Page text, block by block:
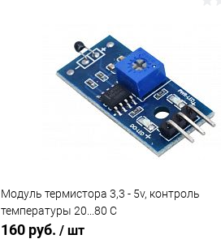
Сравнение
В избранное В наличии (4)
Модуль термистора 3,3 - 5v, контроль
температуры 20...80 С
160 руб. / шт